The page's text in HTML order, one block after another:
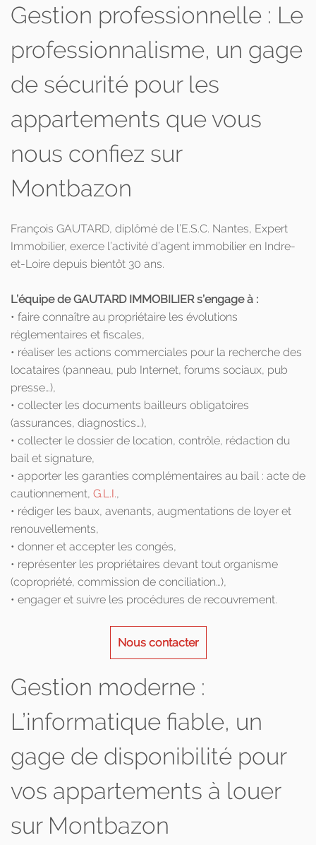
Gestion professionnelle : Le
professionnalisme, un gage
de sécurité pour les
appartements que vous
nous confiez sur
Montbazon
François GAUTARD, diplômé de l’E.S.C. Nantes, Expert
Immobilier, exerce l’activité d’agent immobilier en Indre-
et-Loire depuis bientôt 30 ans.
L’équipe de GAUTARD IMMOBILIER s’engage à :
• faire connaître au propriétaire les évolutions
réglementaires et fiscales,
• réaliser les actions commerciales pour la recherche des
locataires (panneau, pub Internet, forums sociaux, pub
presse…),
• collecter les documents bailleurs obligatoires
(assurances, diagnostics…),
• collecter le dossier de location, contrôle, rédaction du
bail et signature,
• apporter les garanties complémentaires au bail : acte de
cautionnement, G.L.I.,
• rédiger les baux, avenants, augmentations de loyer et
renouvellements,
• donner et accepter les congés,
• représenter les propriétaires devant tout organisme
(copropriété, commission de conciliation…),
• engager et suivre les procédures de recouvrement.
Nous contacter
Gestion moderne :
L’informatique fiable, un
gage de disponibilité pour
vos appartements à louer
sur Montbazon